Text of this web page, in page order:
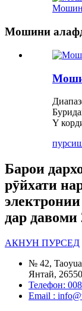
Мошини
Y
Барои
рӯйхати
дар давоми
АКНУН ПУРСЕД
№ 42,
Янтай,
Телефон:
Email :